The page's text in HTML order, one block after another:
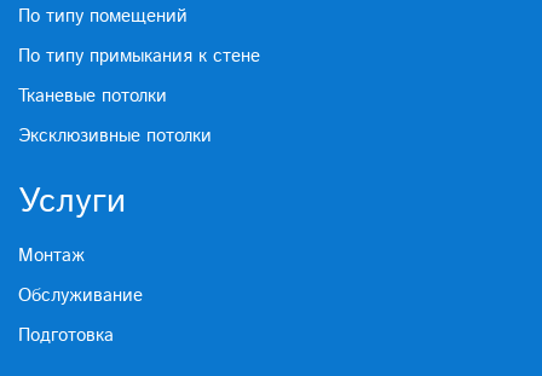
По типу помещений
По типу примыкания к стене
Тканевые потолки
Эксклюзивные потолки
Услуги
Монтаж
Обслуживание
Подготовка